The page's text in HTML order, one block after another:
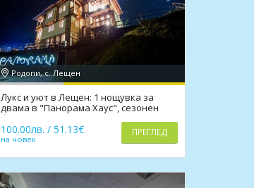
Родопи, с. Лещен
Лукс и уют в Лещен: 1 нощувка за
двама в "Панорама Хаус", сезонен
басейн, джакузи
100.00лв. / 51.13€
на човек
ПРЕГЛЕД